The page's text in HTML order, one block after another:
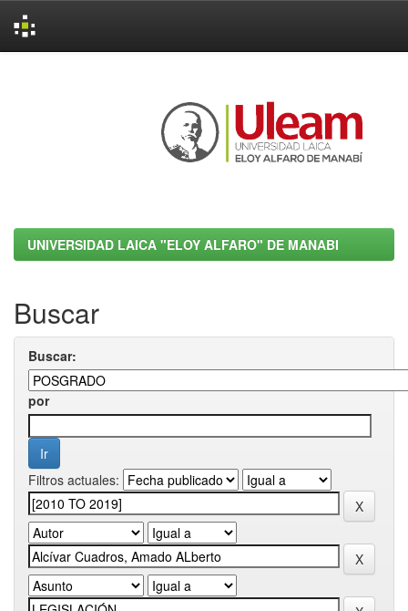
UNIVERSIDAD LAICA "ELOY ALFARO" DE MANABI
Buscar
Buscar:
por
Filtros actuales: